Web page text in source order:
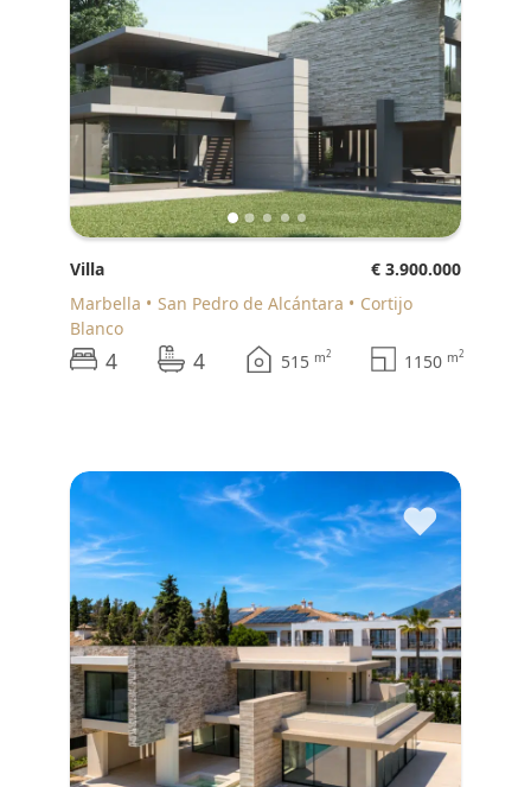
Villa
€ 3.900.000
Marbella
San Pedro de Alcántara
Cortijo
Blanco
4 4 515 m2 1150 m2
♥